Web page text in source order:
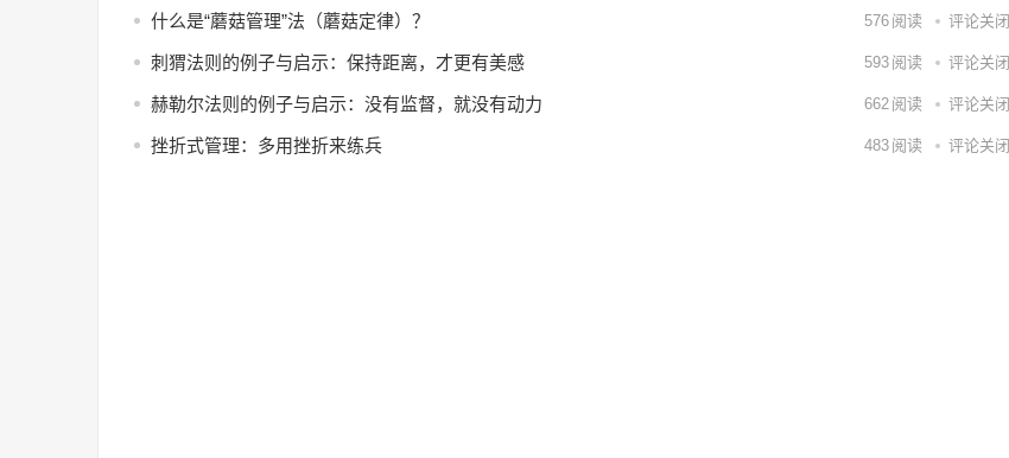
什么是“蘑菇管理”法（蘑菇定律）？ 576 阅读 评论关闭
刺猬法则的例子与启示：保持距离，才更有美感 593 阅读 评论关闭
赫勒尔法则的例子与启示：没有监督，就没有动力 662 阅读 评论关闭
挫折式管理：多用挫折来练兵 483 阅读 评论关闭